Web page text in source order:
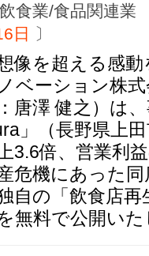
飲食業/食品関連
日
〕
想像を超える感
ベーション株
唐澤 健之）は
」（長野県上
3.6倍、営業利
危機にあった
自の「飲食店
無料で公開いた